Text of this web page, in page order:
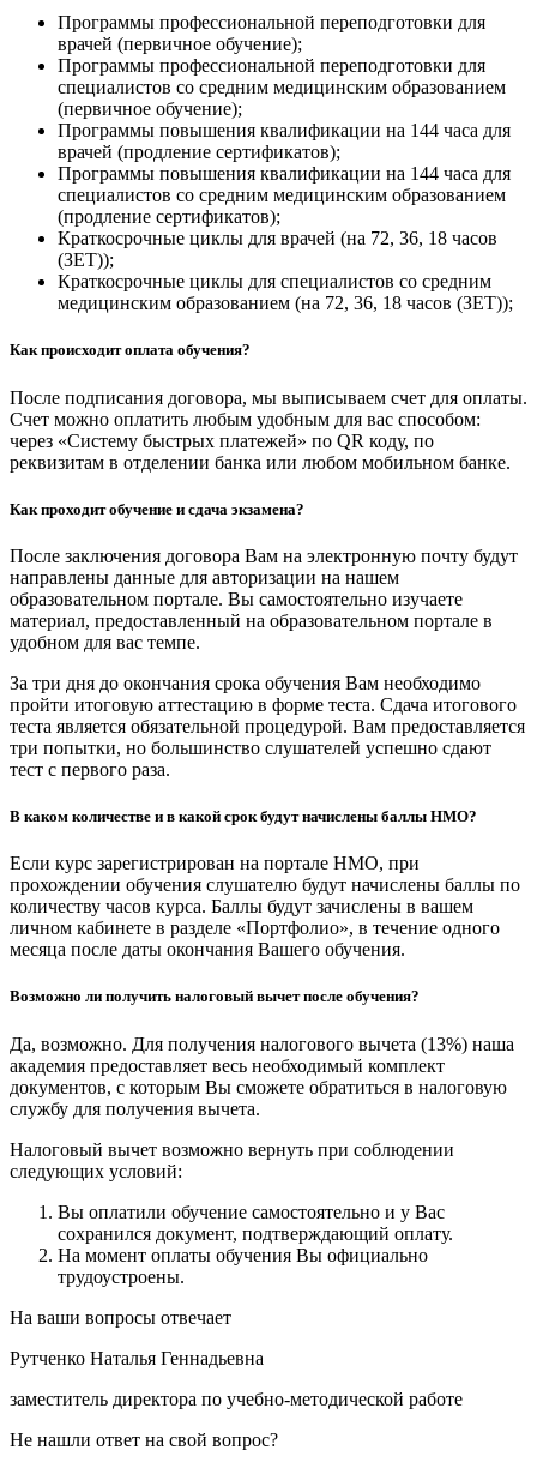
Программы профессиональной переподготовки для
врачей (первичное обучение);
Программы профессиональной переподготовки для
специалистов со средним медицинским образованием
(первичное обучение);
Программы повышения квалификации на 144 часа для
врачей (продление сертификатов);
Программы повышения квалификации на 144 часа для
специалистов со средним медицинским образованием
(продление сертификатов);
Краткосрочные циклы для врачей (на 72, 36, 18 часов
(ЗЕТ));
Краткосрочные циклы для специалистов со средним
медицинским образованием (на 72, 36, 18 часов (ЗЕТ));
Как происходит оплата обучения?
После подписания договора, мы выписываем счет для оплаты.
Счет можно оплатить любым удобным для вас способом:
через «Систему быстрых платежей» по QR коду, по
реквизитам в отделении банка или любом мобильном банке.
Как проходит обучение и сдача экзамена?
После заключения договора Вам на электронную почту будут
направлены данные для авторизации на нашем
образовательном портале. Вы самостоятельно изучаете
материал, предоставленный на образовательном портале в
удобном для вас темпе.
За три дня до окончания срока обучения Вам необходимо
пройти итоговую аттестацию в форме теста. Сдача итогового
теста является обязательной процедурой. Вам предоставляется
три попытки, но большинство слушателей успешно сдают
тест с первого раза.
В каком количестве и в какой срок будут начислены баллы НМО?
Если курс зарегистрирован на портале НМО, при
прохождении обучения слушателю будут начислены баллы по
количеству часов курса. Баллы будут зачислены в вашем
личном кабинете в разделе «Портфолио», в течение одного
месяца после даты окончания Вашего обучения.
Возможно ли получить налоговый вычет после обучения?
Да, возможно. Для получения налогового вычета (13%) наша
академия предоставляет весь необходимый комплект
документов, с которым Вы сможете обратиться в налоговую
службу для получения вычета.
Налоговый вычет возможно вернуть при соблюдении
следующих условий:
Вы оплатили обучение самостоятельно и у Вас
сохранился документ, подтверждающий оплату.
На момент оплаты обучения Вы официально
трудоустроены.
На ваши вопросы отвечает
Рутченко Наталья Геннадьевна
заместитель директора по учебно-методической работе
Не нашли ответ на свой вопрос?